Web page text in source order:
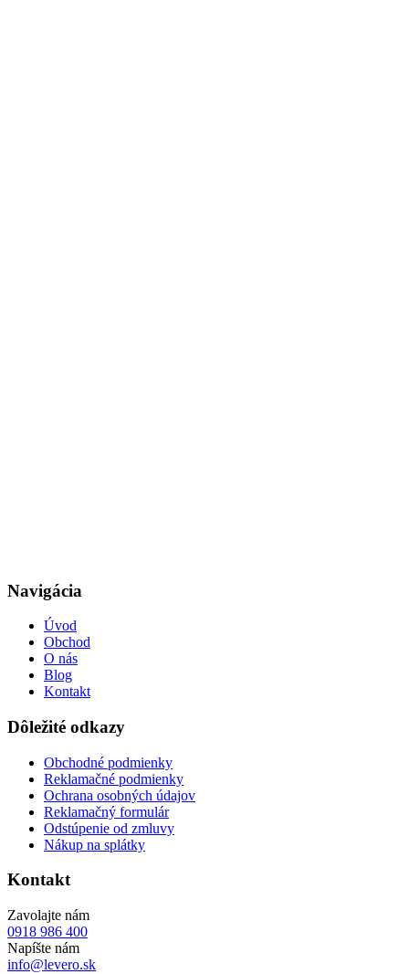
Navigácia
Úvod
Obchod
O nás
Blog
Kontakt
Dôležité odkazy
Obchodné podmienky
Reklamačné podmienky
Ochrana osobných údajov
Reklamačný formulár
Odstúpenie od zmluvy
Nákup na splátky
Kontakt
Zavolajte nám
0918 986 400
Napíšte nám
info@levero.sk